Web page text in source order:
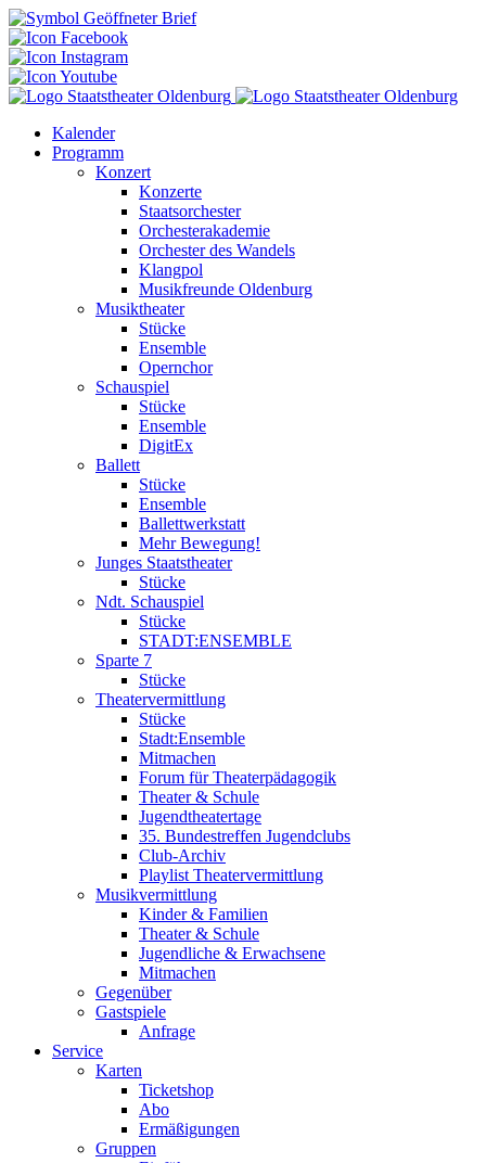
Kalender
Programm
Konzert
Konzerte
Staatsorchester
Orchesterakademie
Orchester des Wandels
Klangpol
Musikfreunde Oldenburg
Musiktheater
Stücke
Ensemble
Opernchor
Schauspiel
Stücke
Ensemble
DigitEx
Ballett
Stücke
Ensemble
Ballettwerkstatt
Mehr Bewegung!
Junges Staatstheater
Stücke
Ndt. Schauspiel
Stücke
STADT:ENSEMBLE
Sparte 7
Stücke
Theatervermittlung
Stücke
Stadt:Ensemble
Mitmachen
Forum für Theaterpädagogik
Theater & Schule
Jugendtheatertage
35. Bundestreffen Jugendclubs
Club-Archiv
Playlist Theatervermittlung
Musikvermittlung
Kinder & Familien
Theater & Schule
Jugendliche & Erwachsene
Mitmachen
Gegenüber
Gastspiele
Anfrage
Service
Karten
Ticketshop
Abo
Ermäßigungen
Gruppen